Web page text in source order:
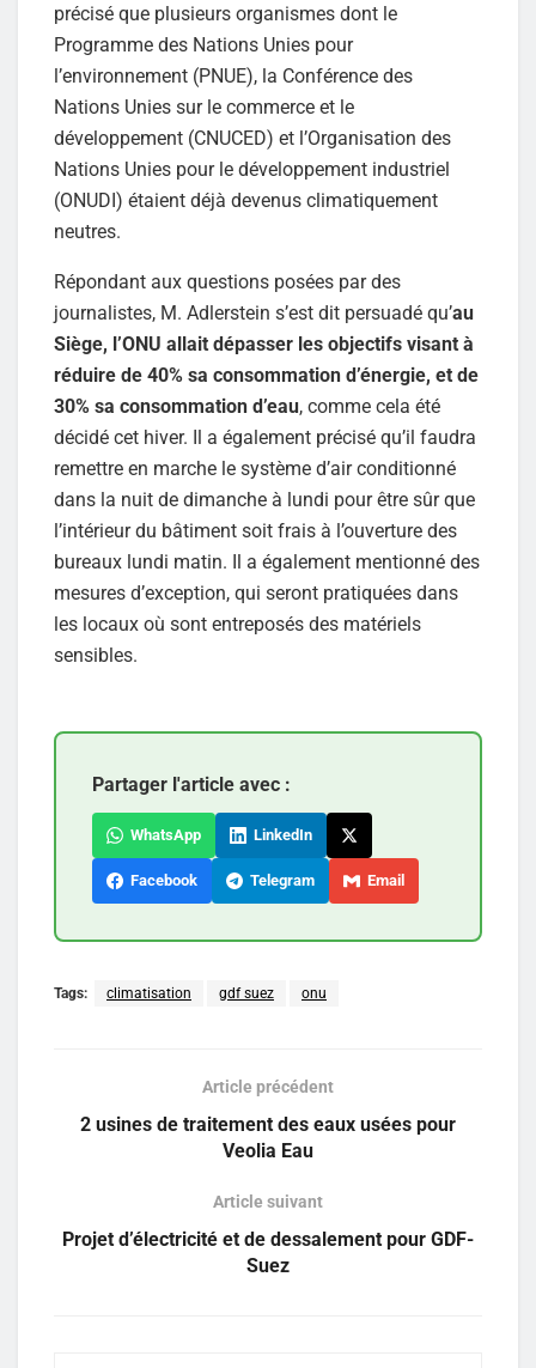
précisé que plusieurs organismes dont le
Programme des Nations Unies pour
l’environnement (PNUE), la Conférence des
Nations Unies sur le commerce et le
développement (CNUCED) et l’Organisation des
Nations Unies pour le développement industriel
(ONUDI) étaient déjà devenus climatiquement
neutres.
Répondant aux questions posées par des
journalistes, M. Adlerstein s’est dit persuadé qu’au
Siège, l’ONU allait dépasser les objectifs visant à
réduire de 40% sa consommation d’énergie, et de
30% sa consommation d’eau, comme cela été
décidé cet hiver. Il a également précisé qu’il faudra
remettre en marche le système d’air conditionné
dans la nuit de dimanche à lundi pour être sûr que
l’intérieur du bâtiment soit frais à l’ouverture des
bureaux lundi matin. Il a également mentionné des
mesures d’exception, qui seront pratiquées dans
les locaux où sont entreposés des matériels
sensibles.
Partager l'article avec :
WhatsApp LinkedIn
Facebook Telegram Email
Tags: climatisation gdf suez onu
Article précédent
2 usines de traitement des eaux usées pour
Veolia Eau
Article suivant
Projet d’électricité et de dessalement pour GDF-
Suez